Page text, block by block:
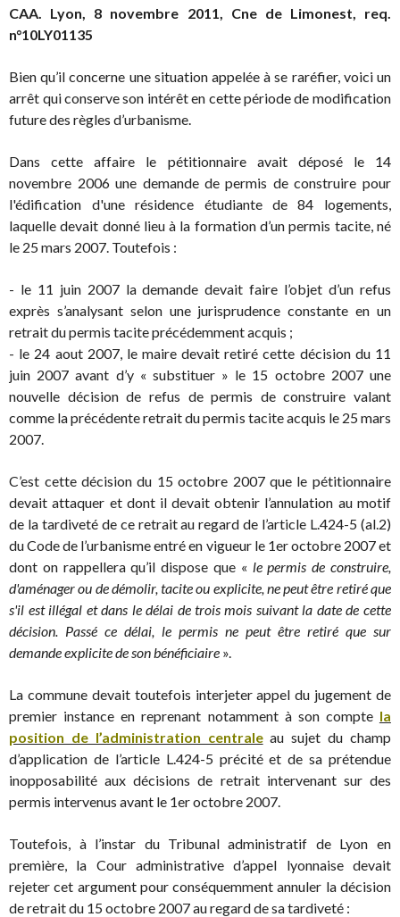
CAA. Lyon, 8 novembre 2011, Cne de Limonest, req.
n°10LY01135
Bien qu’il concerne une situation appelée à se raréfier, voici un
arrêt qui conserve son intérêt en cette période de modification
future des règles d’urbanisme.
Dans cette affaire le pétitionnaire avait déposé le 14
novembre 2006 une demande de permis de construire pour
l'édification d'une résidence étudiante de 84 logements,
laquelle devait donné lieu à la formation d’un permis tacite, né
le 25 mars 2007. Toutefois :
- le 11 juin 2007 la demande devait faire l’objet d’un refus
exprès s’analysant selon une jurisprudence constante en un
retrait du permis tacite précédemment acquis ;
- le 24 aout 2007, le maire devait retiré cette décision du 11
juin 2007 avant d’y « substituer » le 15 octobre 2007 une
nouvelle décision de refus de permis de construire valant
comme la précédente retrait du permis tacite acquis le 25 mars
2007.
C’est cette décision du 15 octobre 2007 que le pétitionnaire
devait attaquer et dont il devait obtenir l’annulation au motif
de la tardiveté de ce retrait au regard de l’article L.424-5 (al.2)
du Code de l’urbanisme entré en vigueur le 1er octobre 2007 et
dont on rappellera qu’il dispose que « le permis de construire,
d'aménager ou de démolir, tacite ou explicite, ne peut être retiré que
s'il est illégal et dans le délai de trois mois suivant la date de cette
décision. Passé ce délai, le permis ne peut être retiré que sur
demande explicite de son bénéficiaire ».
La commune devait toutefois interjeter appel du jugement de
premier instance en reprenant notamment à son compte la
position de l’administration centraleau sujet du champ
d’application de l’article L.424-5 précité et de sa prétendue
inopposabilité aux décisions de retrait intervenant sur des
permis intervenus avant le 1er octobre 2007.
Toutefois, à l’instar du Tribunal administratif de Lyon en
première, la Cour administrative d’appel lyonnaise devait
rejeter cet argument pour conséquemment annuler la décision
de retrait du 15 octobre 2007 au regard de sa tardiveté :